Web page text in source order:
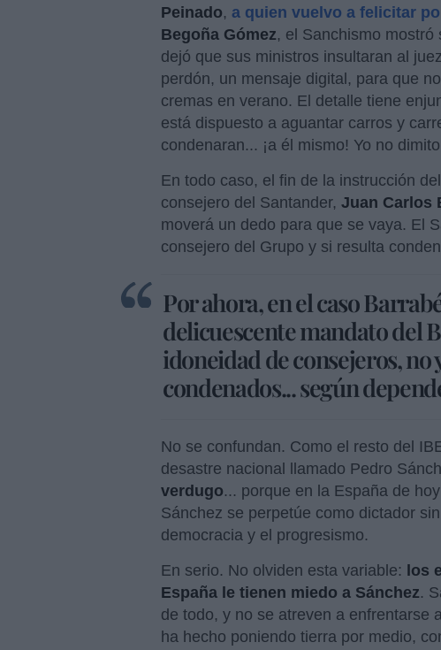
Peinado, a quien vuelvo a felicitar
Begoña Gómez, el Sanchismo
dejó que sus ministros insultaran al
perdón, un mensaje digital, para que
cremas en verano. El detalle tiene
está dispuesto a aguantar carros y
condenaran... ¡a él mismo! Yo no
En todo caso, el fin de la instrucción
consejero del Santander, Juan Carlos
moverá un dedo para que se vaya. El
consejero del Grupo y si resulta
Por ahora, en el caso
delicuescente mandato del
idoneidad de consejeros,
condenados... según
No se confundan. Como el resto del
desastre nacional llamado Pedro
verdugo... porque en la España de
Sánchez se perpetúe como dictador
democracia y el progresismo.
En serio. No olviden esta variable: los
España le tienen miedo a Sánchez.
de todo, y no se atreven a enfrentarse
ha hecho poniendo tierra por medio,